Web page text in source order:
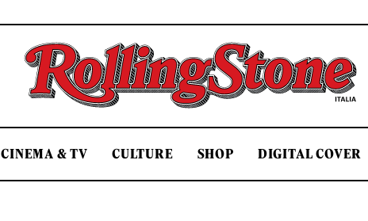
Rolling Stone Italia
CINEMA & TV CULTURE SHOP DIGITAL COVER